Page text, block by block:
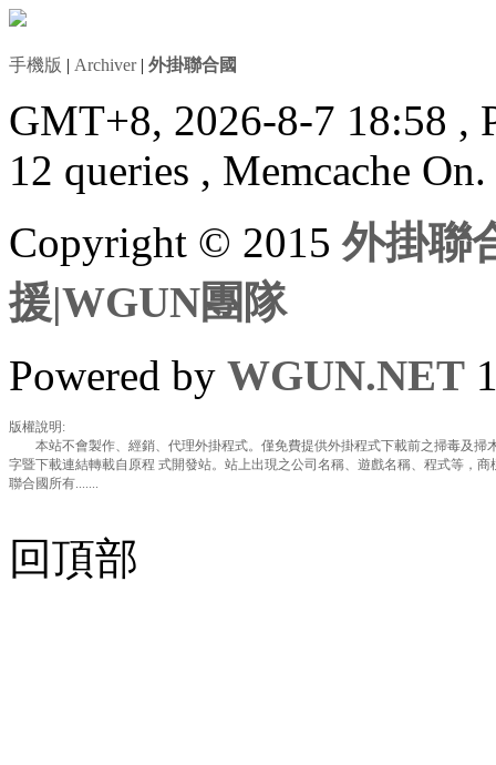
手機版 | Archiver| 外掛聯合國
GMT+8, 2026-8-7 18:58 ,
12 queries , Memcache On.
Copyright © 2015外掛聯
援|WGUN團隊
Powered by WGUN.NET
版權說明:
本站不會製作、經銷、代理外掛程式。僅免費提供外掛程式下載前之掃毒及掃
字暨下載連結轉載自原程 式開發站。站上出現之公司名稱、遊戲名稱、程式等，
聯合國所有.......
回頂部